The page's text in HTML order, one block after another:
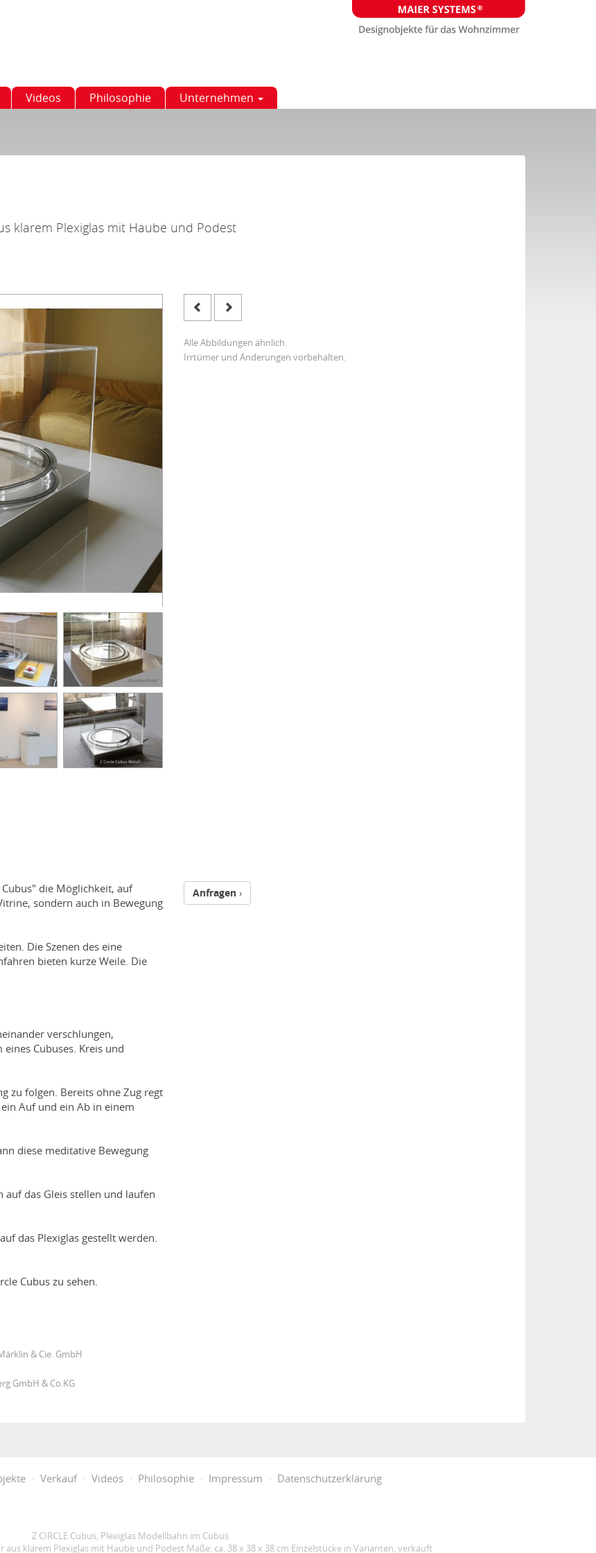
Videos Philosophie Unternehmen
klarem Plexiglas mit Haube und Podest
Alle Abbildungen ähnlich.
Irrtümer und Änderungen vorbehalten.
die Möglichkeit, auf
sondern auch in Bewegung
Die Szenen des eine
bieten kurze Weile. Die
verschlungen,
Cubuses. Kreis und
zu folgen. Bereits ohne Zug regt
Auf und ein Ab in einem
diese meditative Bewegung
das Gleis stellen und laufen
das Plexiglas gestellt werden.
Cubus zu sehen.
& Cie. GmbH
GmbH & Co.KG
Anfragen
Verkauf Videos Philosophie Impressum Datenschutzerklärung
Z CIRCLE Cubus, Plexiglas Modellbahn im Cubus
klarem Plexiglas mit Haube und Podest Maße: ca. 38 x 38 x 38 cm Einzelstücke in Varianten, verkauft